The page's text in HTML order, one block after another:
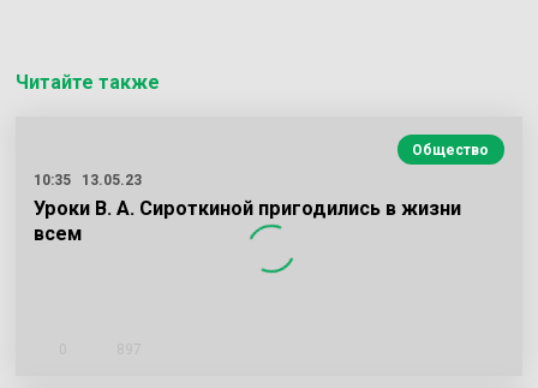
Читайте также
Общество
10:35
13.05.23
Уроки В. А. Сироткиной пригодились в жизни
всем